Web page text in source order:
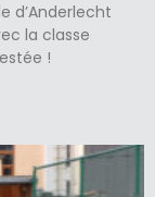
d’Anderlecht
la classe
!